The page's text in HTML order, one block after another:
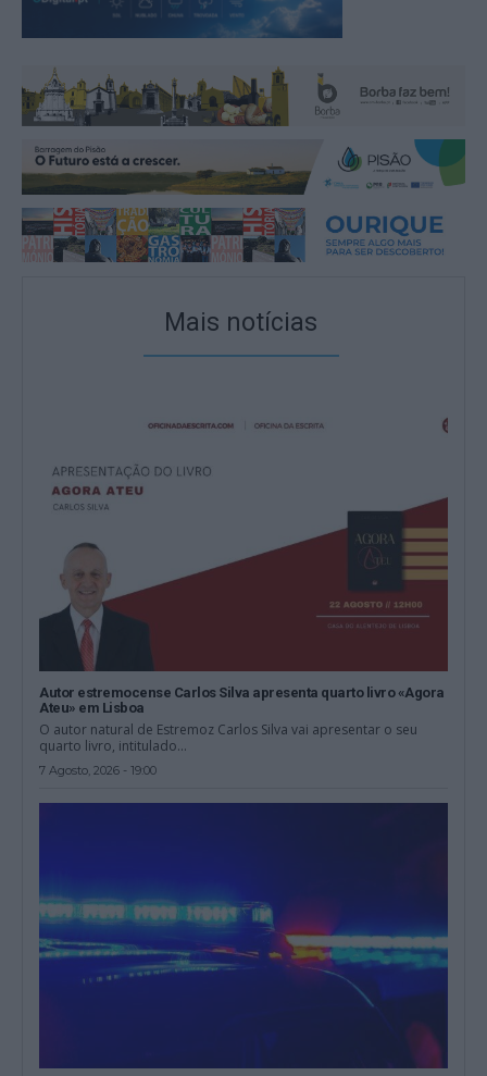
Mais notícias
Autor estremocense Carlos Silva apresenta quarto livro «Agora
Ateu» em Lisboa
O autor natural de Estremoz Carlos Silva vai apresentar o seu
quarto livro, intitulado...
7 Agosto, 2026 - 19:00